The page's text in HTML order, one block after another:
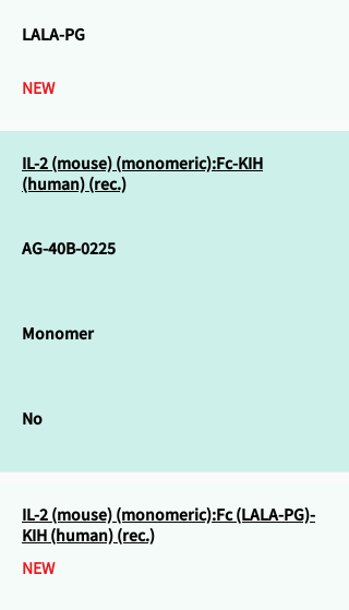
LALA-PG
NEW
IL-2 (mouse) (monomeric):Fc-KIH
(human) (rec.)
AG-40B-0225
Monomer
No
IL-2 (mouse) (monomeric):Fc (LALA-PG)-
KIH (human) (rec.)
NEW